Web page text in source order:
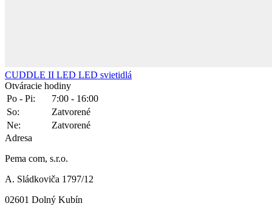
CUDDLE II LED LED svietidlá
Otváracie hodiny
Po - Pi:
7:00 - 16:00
So:
Zatvorené
Ne:
Zatvorené
Adresa
Pema com, s.r.o.
A. Sládkoviča 1797/12
02601 Dolný Kubín